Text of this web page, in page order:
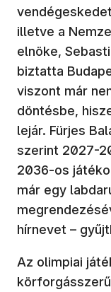
illetve a
elnöke,
biztatta
viszont már
döntésbe,
lejár. Fürjes
szerint 2027-
2036-os
már egy
hírnevet –
Az olimpiai